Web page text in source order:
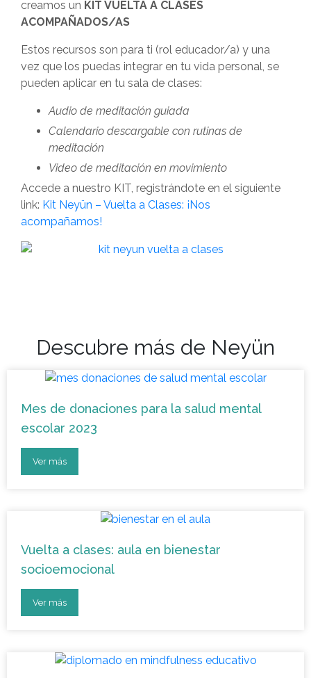
creamos un KIT VUELTA A CLASES
ACOMPAÑADOS/AS
Estos recursos son para ti (rol educador/a) y una
vez que los puedas integrar en tu vida personal, se
pueden aplicar en tu sala de clases:
Audio de meditación guiada
Calendario descargable con rutinas de
meditación
Video de meditación en movimiento
Accede a nuestro KIT, registrándote en el siguiente
link: Kit Neyün – Vuelta a Clases: ¡Nos
acompañamos!
Descubre más de Neyün
Mes de donaciones para la salud mental
escolar 2023
Ver más
Vuelta a clases: aula en bienestar
socioemocional
Ver más